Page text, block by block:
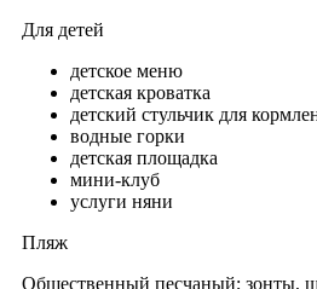
Для детей
детское меню
детская кроватка
детский стульчик для
водные горки
детская площадка
мини-клуб
услуги няни
Пляж
Общественный песчаный; зонты,